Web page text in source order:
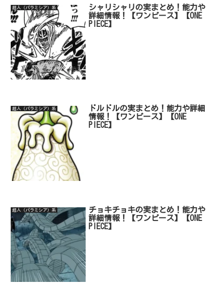
超人（パラミシア）系
シャリシャリの実まとめ！能力や
詳細情報！【ワンピース】【ONE
PIECE】
超人（パラミシア）系
ドルドルの実まとめ！能力や詳細
情報！【ワンピース】【ONE
PIECE】
超人（パラミシア）系
チョキチョキの実まとめ！能力や
詳細情報！【ワンピース】【ONE
PIECE】